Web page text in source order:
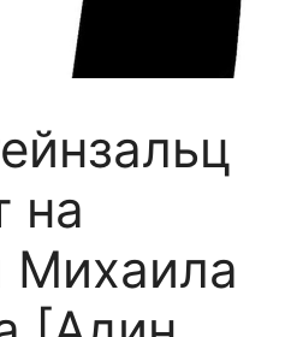
на
Михаила